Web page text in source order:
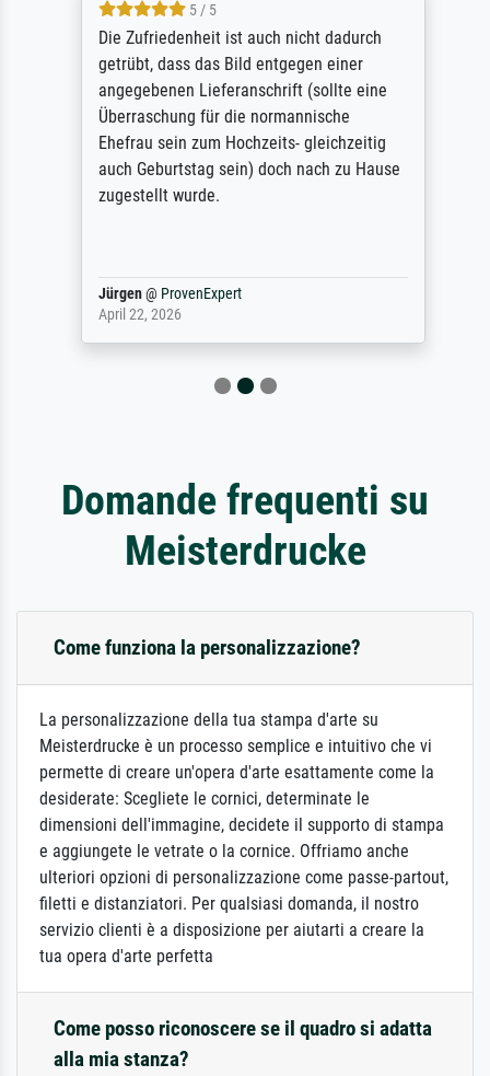
5 / 5
Die Zufriedenheit ist auch nicht dadurch
getrübt, dass das Bild entgegen einer
angegebenen Lieferanschrift (sollte eine
Überraschung für die normannische
Ehefrau sein zum Hochzeits- gleichzeitig
auch Geburtstag sein) doch nach zu Hause
zugestellt wurde.
Jürgen@ProvenExpert
April 22, 2026
Domande frequenti su
Meisterdrucke
Come funziona la personalizzazione?
La personalizzazione della tua stampa d'arte su
Meisterdrucke è un processo semplice e intuitivo che vi
permette di creare un'opera d'arte esattamente come la
desiderate: Scegliete le cornici, determinate le
dimensioni dell'immagine, decidete il supporto di stampa
e aggiungete le vetrate o la cornice. Offriamo anche
ulteriori opzioni di personalizzazione come passe-partout,
filetti e distanziatori. Per qualsiasi domanda, il nostro
servizio clienti è a disposizione per aiutarti a creare la
tua opera d'arte perfetta
Come posso riconoscere se il quadro si adatta
alla mia stanza?